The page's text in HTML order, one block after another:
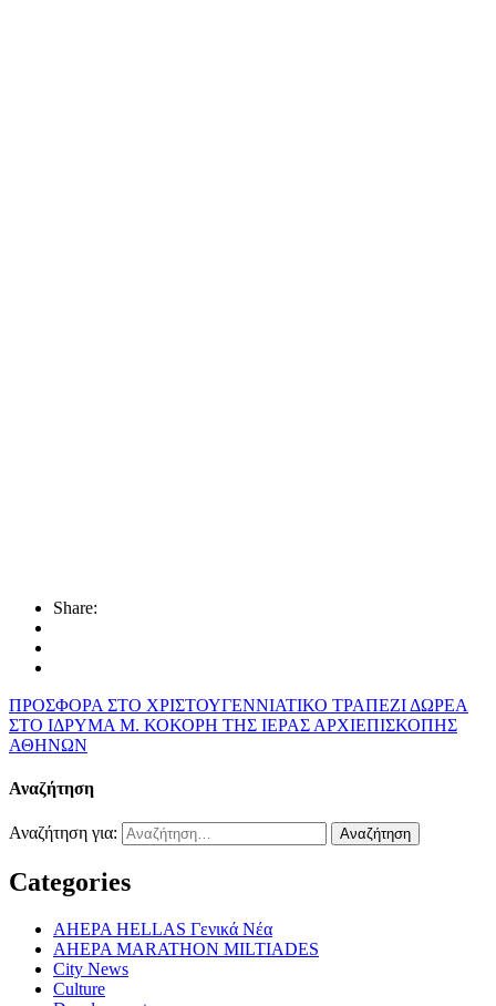
Share:
ΠΡΟΣΦΟΡΑ ΣΤΟ ΧΡΙΣΤΟΥΓΕΝΝΙΑΤΙΚΟ ΤΡΑΠΕΖΙ ΔΩΡΕΑ
ΣΤΟ ΙΔΡΥΜΑ Μ. ΚΟΚΟΡΗ ΤΗΣ ΙΕΡΑΣ ΑΡΧΙΕΠΙΣΚΟΠΗΣ
ΑΘΗΝΩΝ
Αναζήτηση
Αναζήτηση για:
Categories
AHEPA HELLAS Γενικά Νέα
AHEPA MARATHON MILTIADES
City News
Culture